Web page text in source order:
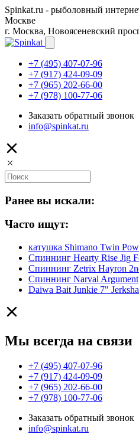
Spinkat.ru - рыболовный
Москве
г. Москва, Новоясеневский
+7 (495) 407-07-96
+7 (917) 424-09-09
+7 (965) 202-66-00
+7 (978) 100-77-06
Заказать обратный звонок
info@spinkat.ru
Ранее вы искали:
Часто ищут:
катушка Shimano Twin
Спиннинг Hearty Rise Jig
Спиннинг Zetrix Hayron
Спиннинг Narval Argument
Daiwa Bait Junkie 7"
Мы всегда на связи
+7 (495) 407-07-96
+7 (917) 424-09-09
+7 (965) 202-66-00
+7 (978) 100-77-06
Заказать обратный звонок
info@spinkat.ru